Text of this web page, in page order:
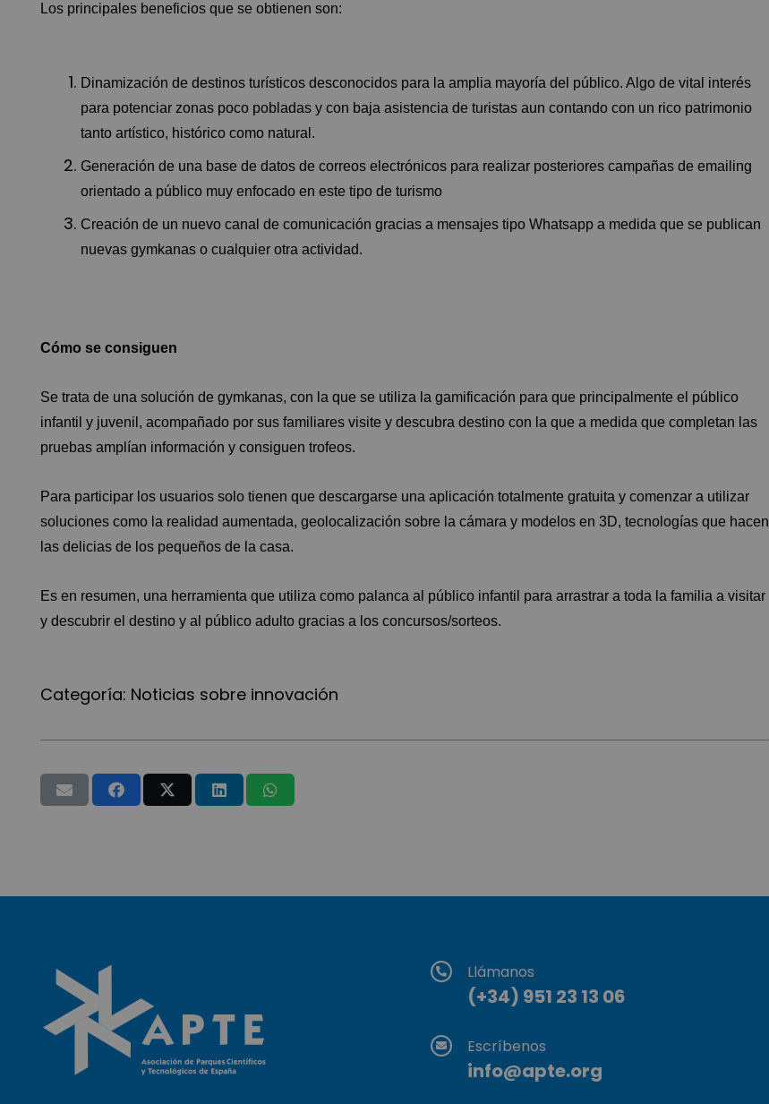
Los principales beneficios que se obtienen son:
Dinamización de destinos turísticos desconocidos para la amplia mayoría del público. Algo de vital interés
para potenciar zonas poco pobladas y con baja asistencia de turistas aun contando con un rico patrimonio
tanto artístico, histórico como natural.
Generación de una base de datos de correos electrónicos para realizar posteriores campañas de emailing
orientado a público muy enfocado en este tipo de turismo
Creación de un nuevo canal de comunicación gracias a mensajes tipo Whatsapp a medida que se publican
nuevas gymkanas o cualquier otra actividad.
Cómo se consiguen
Se trata de una solución de gymkanas, con la que se utiliza la gamificación para que principalmente el público
infantil y juvenil, acompañado por sus familiares visite y descubra destino con la que a medida que completan las
pruebas amplían información y consiguen trofeos.
Para participar los usuarios solo tienen que descargarse una aplicación totalmente gratuita y comenzar a utilizar
soluciones como la realidad aumentada, geolocalización sobre la cámara y modelos en 3D, tecnologías que hacen
las delicias de los pequeños de la casa.
Es en resumen, una herramienta que utiliza como palanca al público infantil para arrastrar a toda la familia a visitar
y descubrir el destino y al público adulto gracias a los concursos/sorteos.
Categoría: Noticias sobre innovación
Llámanos
(+34) 951 23 13 06
Escríbenos
info@apte.org